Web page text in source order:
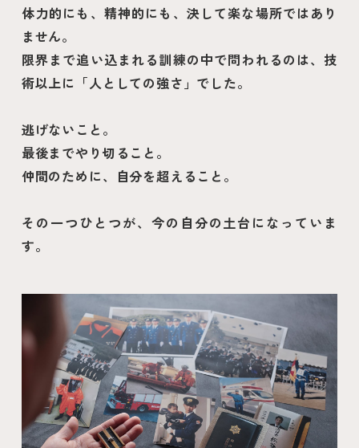
体力的にも、精神的にも、決して楽な場所ではあり
ません。
限界まで追い込まれる訓練の中で問われるのは、技
術以上に「人としての強さ」でした。
逃げないこと。
最後までやり切ること。
仲間のために、自分を超えること。
その一つひとつが、今の自分の土台になっていま
す。